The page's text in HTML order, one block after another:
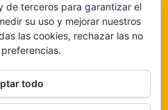
a determinadas características y
manera
de terceros para garantizar el
su uso y mejorar nuestros
las cookies, rechazar las no
todo